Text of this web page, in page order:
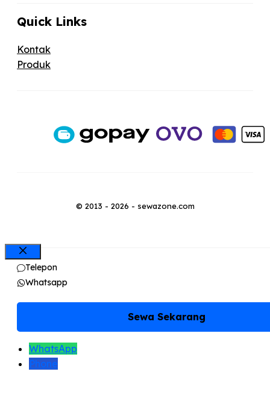
Quick Links
Kontak
Produk
© 2013 - 2026 - sewazone.com
Close
Telepon
Whatsapp
Sewa Sekarang
WhatsApp
Phone